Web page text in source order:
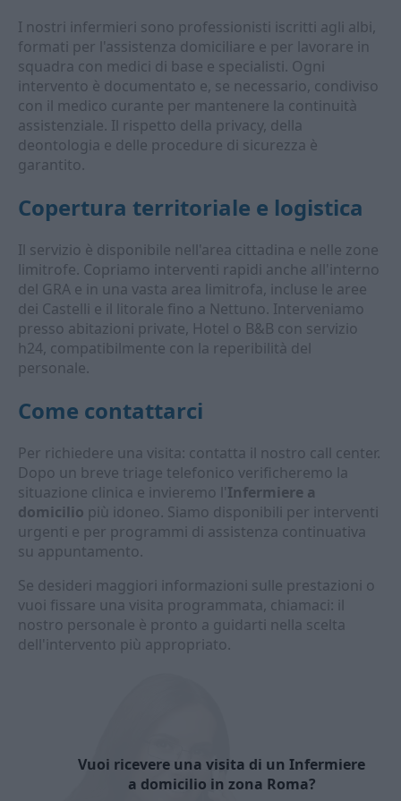
I nostri infermieri sono professionisti iscritti agli albi,
formati per l'assistenza domiciliare e per lavorare in
squadra con medici di base e specialisti. Ogni
intervento è documentato e, se necessario, condiviso
con il medico curante per mantenere la continuità
assistenziale. Il rispetto della privacy, della
deontologia e delle procedure di sicurezza è
garantito.
Copertura territoriale e logistica
Il servizio è disponibile nell'area cittadina e nelle zone
limitrofe. Copriamo interventi rapidi anche all'interno
del GRA e in una vasta area limitrofa, incluse le aree
dei Castelli e il litorale fino a Nettuno. Interveniamo
presso abitazioni private, Hotel o B&B con servizio
h24, compatibilmente con la reperibilità del
personale.
Come contattarci
Per richiedere una visita: contatta il nostro call center.
Dopo un breve triage telefonico verificheremo la
situazione clinica e invieremo l'Infermiere a
domicilio più idoneo. Siamo disponibili per interventi
urgenti e per programmi di assistenza continuativa
su appuntamento.
Se desideri maggiori informazioni sulle prestazioni o
vuoi fissare una visita programmata, chiamaci: il
nostro personale è pronto a guidarti nella scelta
dell'intervento più appropriato.
Vuoi ricevere una visita di un Infermiere
a domicilio in zona Roma?